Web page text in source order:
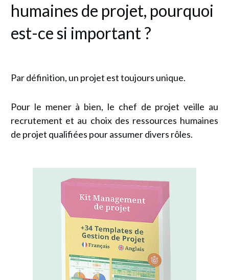
humaines de projet, pourquoi
est-ce si important ?
Par définition, un projet est toujours unique.
Pour le mener à bien, le chef de projet veille au
recrutement et au choix des ressources humaines
de projet qualifiées pour assumer divers rôles.